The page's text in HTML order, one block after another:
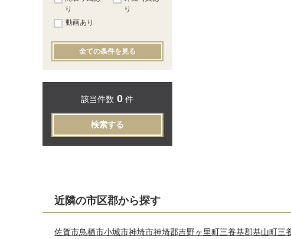
り
り
動画あり
全ての条件を見る
該当件数 0 件
検索する
近隣の市区郡から探す
佐賀市鳥栖市小城市神埼市神埼郡吉野ヶ里町三養基郡基山町三